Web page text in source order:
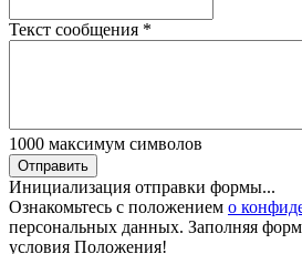
Текст сообщения *
1000 максимум символов
Отправить
Инициализация отправки формы...
Ознакомьтесь с положением о
персональных данных. Заполняя
условия Положения!